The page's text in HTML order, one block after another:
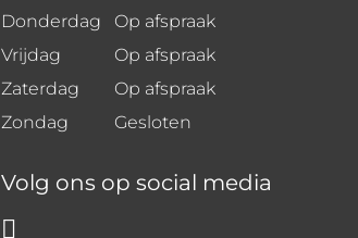
Donderdag
Op afspraak
Vrijdag
Op afspraak
Zaterdag
Op afspraak
Zondag
Gesloten
Volg ons op social media